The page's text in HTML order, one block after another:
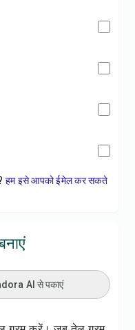
हम इसे आपको ईमेल कर सकते
AI से पकाएं